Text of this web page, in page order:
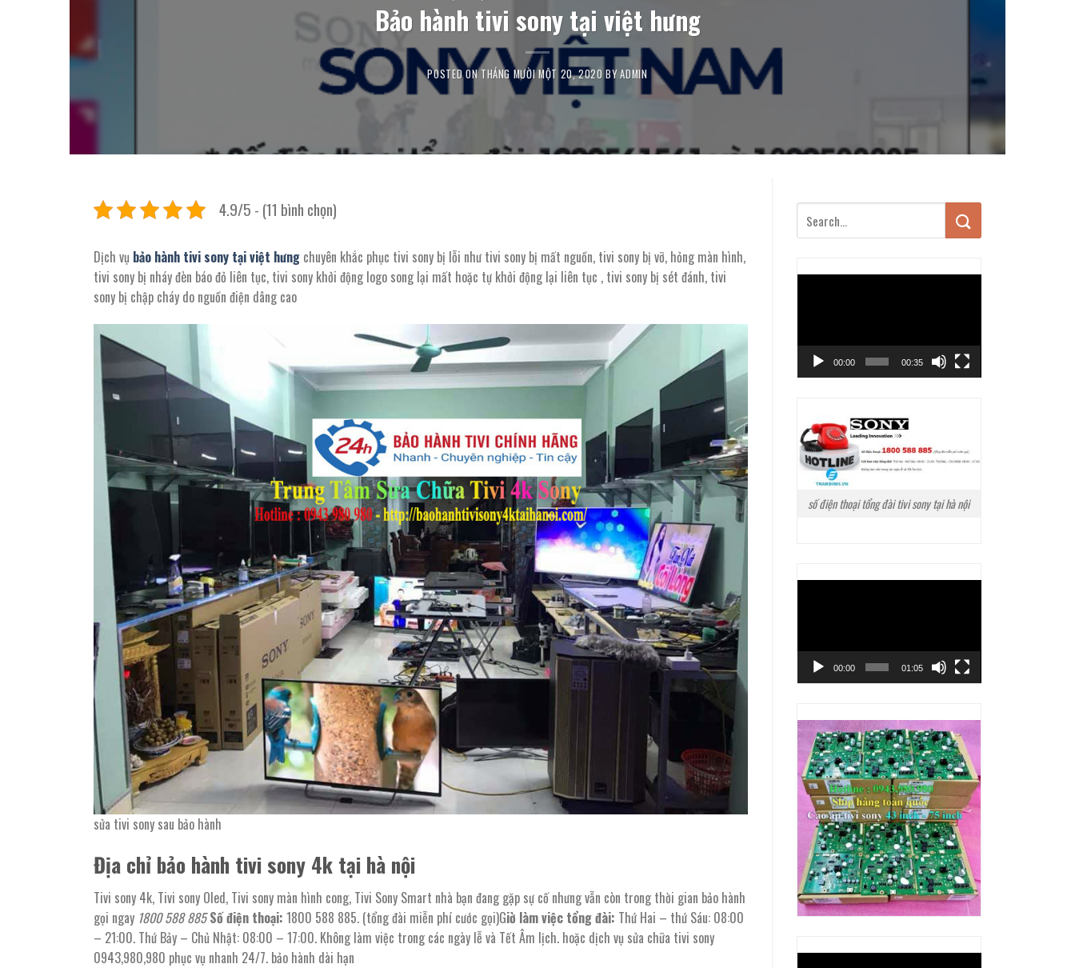
Bảo hành tivi sony tại việt hưng
POSTED ONTHÁNG MƯỜI MỘT 20, 2020 BYADMIN
4.9/5 - (11 bình chọn)
Dịch vụ bảo hành tivi sony tại việt hưng chuyên khắc phục tivi sony bị lỗi như tivi sony bị mất nguồn, tivi sony bị vỡ, hỏng màn hình,
tivi sony bị nháy đèn báo đỏ liên tục, tivi sony khởi động logo song lại mất hoặc tự khởi động lại liên tục , tivi sony bị sét đánh, tivi
sony bị chập cháy do nguồn điện dâng cao
sửa tivi sony sau bảo hành
Địa chỉ bảo hành tivi sony 4k tại hà nội
Tivi sony 4k, Tivi sony Oled, Tivi sony màn hình cong, Tivi Sony Smart nhà bạn đang gặp sự cố nhưng vẫn còn trong thời gian bảo hành
gọi ngay 1800 588 885 Số điện thoại: 1800 588 885. (tổng đài miễn phí cước gọi)Giờ làm việc tổng đài: Thứ Hai – thứ Sáu: 08:00
– 21:00. Thứ Bảy – Chủ Nhật: 08:00 – 17:00. Không làm việc trong các ngày lễ và Tết Âm lịch. hoặc dịch vụ sửa chữa tivi sony
0943,980,980 phục vụ nhanh 24/7. bảo hành dài hạn
00:00 00:35
số điện thoại tổng đài tivi sony tại hà nội
00:00 01:05